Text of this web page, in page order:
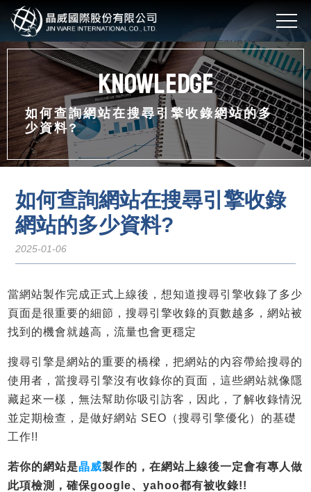
威軟體開發台中網站設計
晶
威打造專屬您的軟體程式和網站建置，設計規劃網頁與網站SEO優化
Knowledge
如何查詢網站在搜尋引擎收錄網站的多
少資料?
如何查詢網站在搜尋引擎收錄
網站的多少資料?
2025-01-06
當網站製作完成正式上線後，想知道搜尋引擎收錄了多少
頁面是很重要的細節，搜尋引擎收錄的頁數越多，網站被
找到的機會就越高，流量也會更穩定
搜尋引擎是網站的重要的橋樑，把網站的內容帶給搜尋的
使用者，當搜尋引擎沒有收錄你的頁面，這些網站就像隱
藏起來一樣，無法幫助你吸引訪客，因此，了解收錄情況
並定期檢查，是做好網站 SEO（搜尋引擎優化）的基礎
工作!!
若你的網站是晶威製作的，在網站上線後一定會有專人做
此項檢測，確保google、yahoo都有被收錄!!